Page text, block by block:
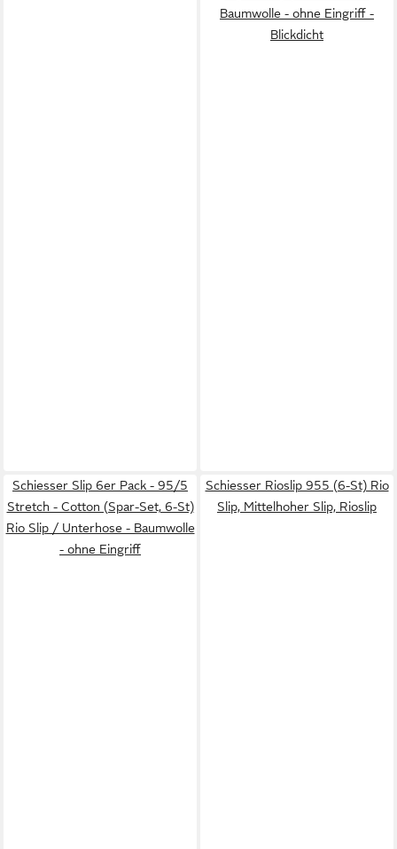
Baumwolle - ohne Eingriff -
Blickdicht
Schiesser Slip 6er Pack - 95/5
Stretch - Cotton (Spar-Set, 6-St)
Rio Slip / Unterhose - Baumwolle
- ohne Eingriff
Schiesser Rioslip 955 (6-St) Rio
Slip, Mittelhoher Slip, Rioslip